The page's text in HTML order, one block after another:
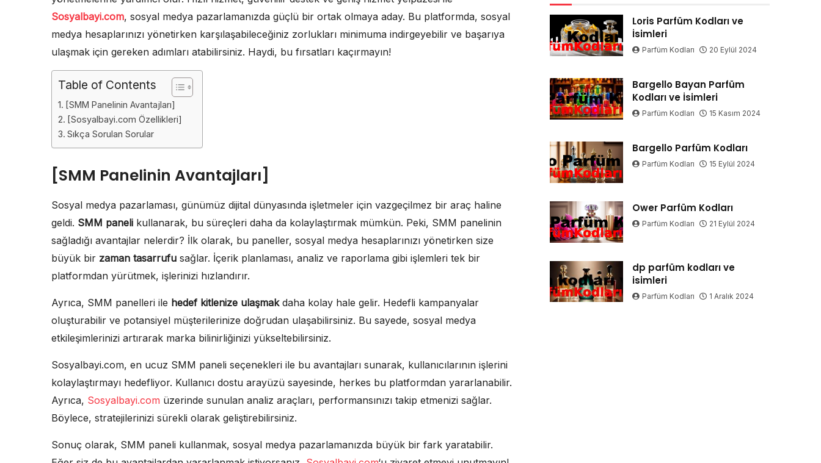
Sosyalbayi.com, sosyal medya pazarlamanızda güçlü bir ortak olmaya aday. Bu platformda, sosyal
medya hesaplarınızı yönetirken karşılaşabileceğiniz zorlukları minimuma indirgeyebilir ve başarıya
ulaşmak için gereken adımları atabilirsiniz. Haydi, bu fırsatları kaçırmayın!
Table of Contents
[SMM Panelinin Avantajları]
[Sosyalbayi.com Özellikleri]
Sıkça Sorulan Sorular
[SMM Panelinin Avantajları]
Sosyal medya pazarlaması, günümüz dijital dünyasında işletmeler için vazgeçilmez bir araç haline
geldi. SMM paneli kullanarak, bu süreçleri daha da kolaylaştırmak mümkün. Peki, SMM panelinin
sağladığı avantajlar nelerdir? İlk olarak, bu paneller, sosyal medya hesaplarınızı yönetirken size
büyük bir zaman tasarrufu sağlar. İçerik planlaması, analiz ve raporlama gibi işlemleri tek bir
platformdan yürütmek, işlerinizi hızlandırır.
Ayrıca, SMM panelleri ile hedef kitlenize ulaşmakdaha kolay hale gelir. Hedefli kampanyalar
oluşturabilir ve potansiyel müşterilerinize doğrudan ulaşabilirsiniz. Bu sayede, sosyal medya
etkileşimlerinizi artırarak marka bilinirliğinizi yükseltebilirsiniz.
Sosyalbayi.com, en ucuz SMM paneli seçenekleri ile bu avantajları sunarak, kullanıcılarının işlerini
kolaylaştırmayı hedefliyor. Kullanıcı dostu arayüzü sayesinde, herkes bu platformdan yararlanabilir.
Ayrıca, Sosyalbayi.com üzerinde sunulan analiz araçları, performansınızı takip etmenizi sağlar.
Böylece, stratejilerinizi sürekli olarak geliştirebilirsiniz.
Sonuç olarak, SMM paneli kullanmak, sosyal medya pazarlamanızda büyük bir fark yaratabilir.
Loris Parfüm Kodları ve
İsimleri
Parfüm Kodları 20 Eylül 2024
Bargello Bayan Parfüm
Kodları ve İsimleri
Parfüm Kodları 15 Kasım 2024
Bargello Parfüm Kodları
Parfüm Kodları 15 Eylül 2024
Ower Parfüm Kodları
Parfüm Kodları 21 Eylül 2024
dp parfüm kodları ve
isimleri
Parfüm Kodları 1 Aralık 2024